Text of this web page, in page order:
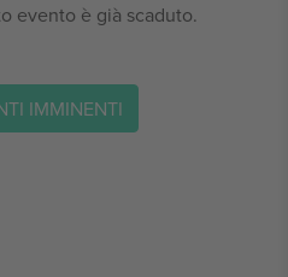
evento è già scaduto.
IMMINENTI